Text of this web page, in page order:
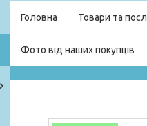
Головна Товари та
Фото від наших покупців